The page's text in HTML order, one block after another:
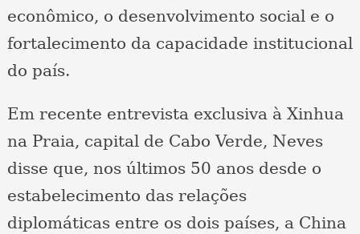
econômico, o desenvolvimento social e o
fortalecimento da capacidade institucional
do país.
Em recente entrevista exclusiva à Xinhua
na Praia, capital de Cabo Verde, Neves
disse que, nos últimos 50 anos desde o
estabelecimento das relações
diplomáticas entre os dois países, a China